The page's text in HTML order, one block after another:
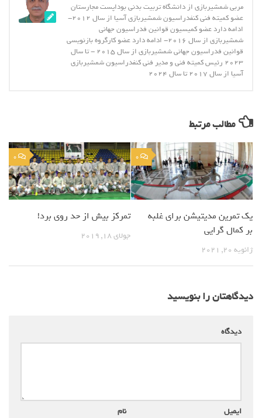
مربی شمشیربازی از دانشگاه تربیت بدنی بوداپست مجارستان
عضو کمیته فنی کنفدراسیون شمشیربازی آسیا از سال 2012-
ادامه دارد عضو کمیسیون قوانین فدراسیون جهانی
شمشیربازی از سال 2016- ادامه دارد عضو کارگروه بازنویسی
قوانین فدراسیون جهانی شمشیربازی از سال 2015 - تا سال
2023 رئیس کمیته فنی و مدیر فنی کنفدراسیون شمشیربازی
آسیا از سال 2017 تا سال 2024
مطالب مرتبط
0
یک تمرین مدیتیشن برای غلبه
بر کمال گرایی
ژانویه 20, 2021
0
تمرکز بیش از حد روی برد!
جولای 18, 2019
دیدگاهتان را بنویسید
دیدگاه
نام ایمیل